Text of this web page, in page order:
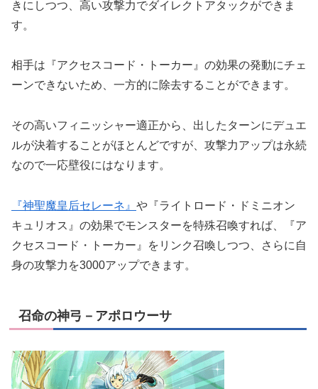
きにしつつ、高い攻撃力でダイレクトアタックができま
す。
相手は『アクセスコード・トーカー』の効果の発動にチェ
ーンできないため、一方的に除去することができます。
その高いフィニッシャー適正から、出したターンにデュエ
ルが決着することがほとんどですが、攻撃力アップは永続
なので一応壁役にはなります。
『神聖魔皇后セレーネ』 や『ライトロード・ドミニオン
キュリオス』の効果でモンスターを特殊召喚すれば、『ア
クセスコード・トーカー』をリンク召喚しつつ、さらに自
身の攻撃力を3000アップできます。
召命の神弓－アポロウーサ